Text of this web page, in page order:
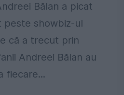
Bălan a picat
peste showbiz-ul
că a trecut prin
Andreei Bălan au
fiecare...